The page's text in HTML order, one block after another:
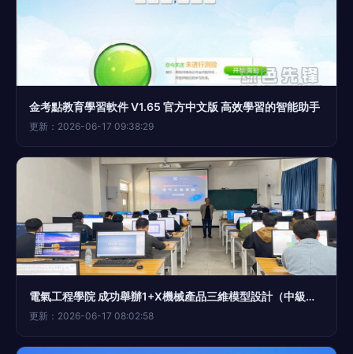
金考點教育學習軟件 V1.65 官方中文版 高效學習的智能助手
更新：2026-06-17 09:38:29
電氣工程學院 成功舉辦1+X機械產品三維模型設計（中級）考試，產教融合展新篇
更新：2026-06-17 08:02:58